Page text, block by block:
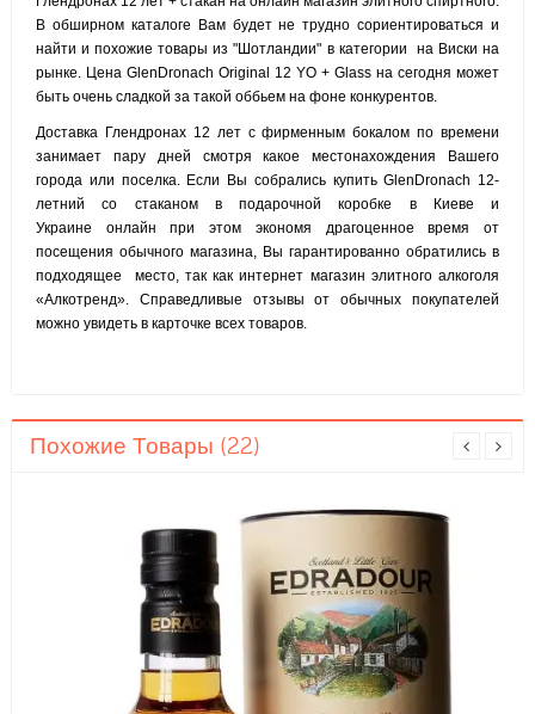
В обширном каталоге Вам будет не трудно сориентироваться и
найти и похожие товары из "Шотландии" в категории на Виски на
рынке. Цена GlenDronach Original 12 YO + Glass на сегодня может
быть очень сладкой за такой оббьем на фоне конкурентов.
Доставка Глендронах 12 лет с фирменным бокалом по времени
занимает пару дней смотря какое местонахождения Вашего
города или поселка. Еcли Вы собрались купить GlenDronach 12-
летний со стаканом в подарочной коробке в Киеве и
Украине онлайн при этом экономя драгоценное время от
посещения обычного магазина, Вы гарантированно обратились в
подходящее место, так как интернет магазин элитного алкоголя
«Алкотренд». Справедливые отзывы от обычных покупателей
можно увидеть в карточке всех товаров.
Похожие Товары (22)